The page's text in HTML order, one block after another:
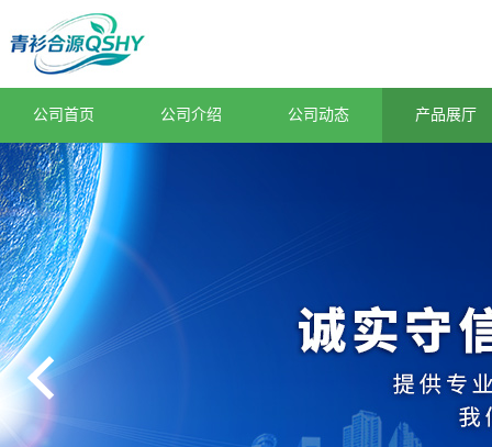
公司首页 公司介绍 公司动态 产品展厅